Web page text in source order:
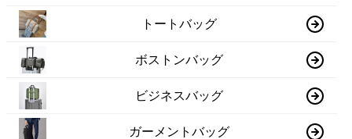
トートバッグ
ボストンバッグ
ビジネスバッグ
ガーメントバッグ